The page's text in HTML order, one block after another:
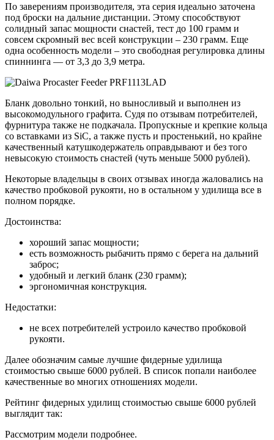
По заверениям производителя, эта серия идеально заточена
под броски на дальние дистанции. Этому способствуют
солидный запас мощности снастей, тест до 100 грамм и
совсем скромный вес всей конструкции – 230 грамм. Еще
одна особенность модели – это свободная регулировка длины
спиннинга — от 3,3 до 3,9 метра.
Бланк довольно тонкий, но выносливый и выполнен из
высокомодульного графита. Судя по отзывам потребителей,
фурнитура также не подкачала. Пропускные и крепкие кольца
со вставками из SiC, а также пусть и простенький, но крайне
качественный катушкодержатель оправдывают и без того
невысокую стоимость снастей (чуть меньше 5000 рублей).
Некоторые владельцы в своих отзывах иногда жаловались на
качество пробковой рукояти, но в остальном у удилища все в
полном порядке.
Достоинства:
хороший запас мощности;
есть возможность рыбачить прямо с берега на дальний
заброс;
удобный и легкий бланк (230 грамм);
эргономичная конструкция.
Недостатки:
не всех потребителей устроило качество пробковой
рукояти.
Далее обозначим самые лучшие фидерные удилища
стоимостью свыше 6000 рублей. В список попали наиболее
качественные во многих отношениях модели.
Рейтинг фидерных удилищ стоимостью свыше 6000 рублей
выглядит так:
Рассмотрим модели подробнее.